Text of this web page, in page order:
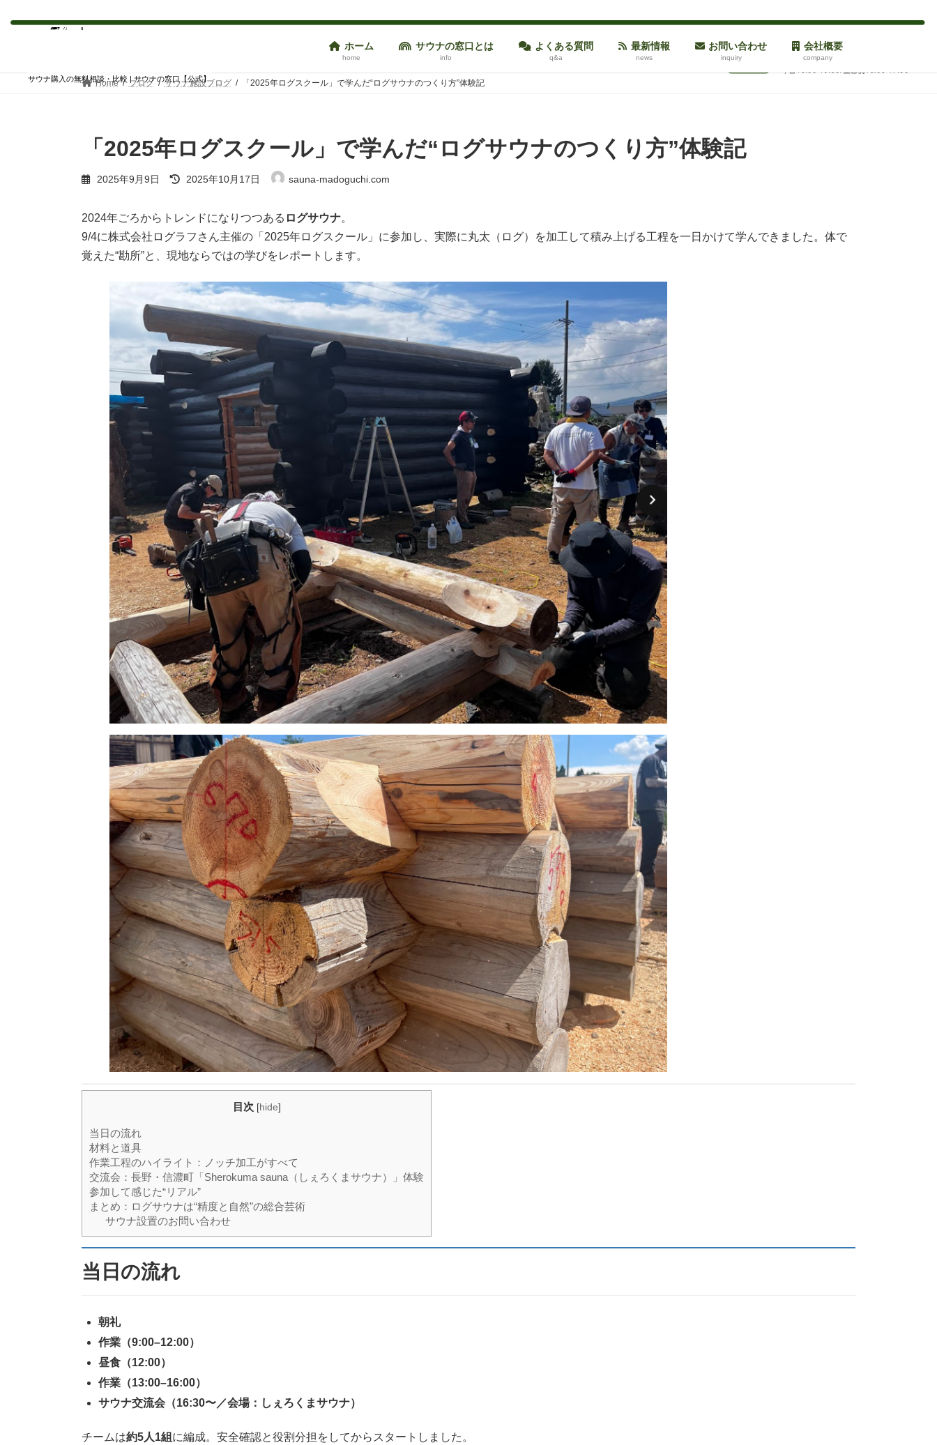
サウナ購入の無料相談・比較 | サウナの窓口【公式】
ホーム
home
サウナの窓口とは
info
よくある質問
q&a
最新情報
news
お問い合わせ
inquiry
会社概要
company
Home ブログ サウナ施設ブログ 「2025年ログスクール」で学んだ“ログサウナのつくり方”体験記
「2025年ログスクール」で学んだ“ログサウナのつくり方”体験記
2025年9月9日
最
新
日
時
2025年10月17日 sauna-madoguchi.com
2024年ごろからトレンドになりつつある ログサウナ。
9/4に株式会社ログラフさん主催の「2025年ログスクール」に参加し、実際に丸太（ログ）を加工して積み上げる工程を一日かけて学んできました。体で
覚えた“勘所”と、現地ならではの学びをレポートします。
目次 [hide]
当日の流れ
材料と道具
作業工程のハイライト：ノッチ加工がすべて
交流会：長野・信濃町「Sherokuma sauna（しぇろくまサウナ）」体験
参加して感じた“リアル”
まとめ：ログサウナは“精度と自然”の総合芸術
サウナ設置のお問い合わせ
当日の流れ
朝礼
作業（9:00–12:00）
昼食（12:00）
作業（13:00–16:00）
サウナ交流会（16:30〜／会場：しぇろくまサウナ）
チームは約5人1組 に編成。安全確認と役割分担をしてからスタートしました。